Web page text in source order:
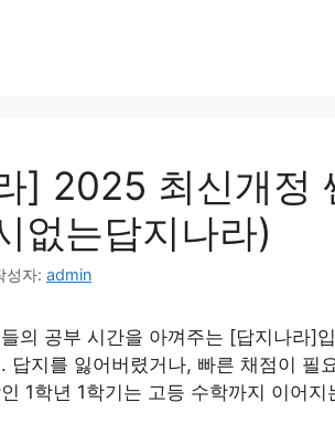
] 2025 최신개정
없는답지나라)
성자: admin
의 공부 시간을 아껴주는 [답지나라]
답지를 잃어버렸거나, 빠른 채점이
1학년 1학기는 고등 수학까지 이어